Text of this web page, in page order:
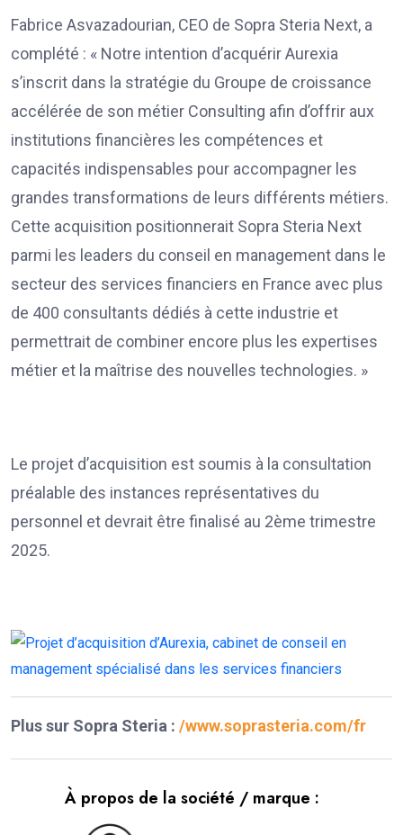
Fabrice Asvazadourian, CEO de Sopra Steria Next, a
complété : « Notre intention d’acquérir Aurexia
s’inscrit dans la stratégie du Groupe de croissance
accélérée de son métier Consulting afin d’offrir aux
institutions financières les compétences et
capacités indispensables pour accompagner les
grandes transformations de leurs différents métiers.
Cette acquisition positionnerait Sopra Steria Next
parmi les leaders du conseil en management dans le
secteur des services financiers en France avec plus
de 400 consultants dédiés à cette industrie et
permettrait de combiner encore plus les expertises
métier et la maîtrise des nouvelles technologies. »
Le projet d’acquisition est soumis à la consultation
préalable des instances représentatives du
personnel et devrait être finalisé au 2ème trimestre
2025.
Plus sur Sopra Steria : /www.soprasteria.com/fr
À propos de la société / marque :